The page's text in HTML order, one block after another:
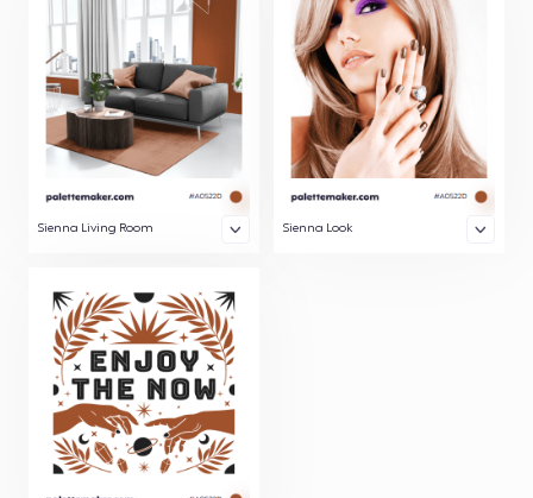
Sienna Living Room Sienna Look